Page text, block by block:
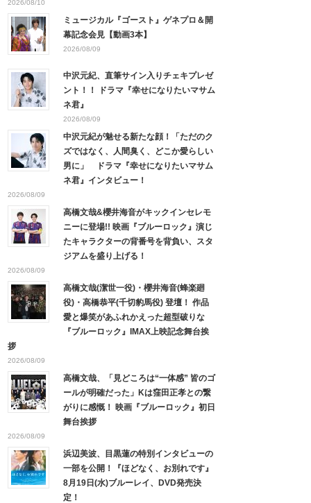
2026/08/10
ミュージカル『ゴースト』ゲネプロ＆開
幕記念会見【動画3本】
2026/08/09
中沢元紀、直筆サイン入りチェキプレゼ
ント！！ ドラマ『幸せになりたいマサム
ネ君』
2026/08/09
中沢元紀が魅せる新たな顔！「ただのク
ズではなく、人間臭く、どこか愛らしい
男に」 ドラマ『幸せになりたいマサム
ネ君』インタビュー！
2026/08/09
高橋文哉&櫻井海音がキックインセレモ
ニーに登場!! 映画『ブルーロック』演じ
たキャラクターの背番号を背負い、スタ
ジアムを盛り上げる！
2026/08/09
高橋文哉(潔世一役)・櫻井海音(蜂楽廻
役)・高橋恭平(千切豹馬役) 登壇！ 作品
愛と爆笑があふれかえった超型破りな
『ブルーロック』IMAX上映記念舞台挨
拶
2026/08/09
高橋文哉、「見どころは“一体感” 皆のゴ
ールが明確だった」Kは窪田正孝との繋
がりに感慨！ 映画『ブルーロック』初日
舞台挨拶
2026/08/09
浜辺美波、目黒蓮の特別インタビューの
一部を公開！『ほどなく、お別れです』
8月19日(水)ブルーレイ、DVD発売決
定！